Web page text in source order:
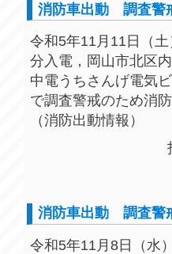
消防車出動 調査警
令和5年11月11日（
分入電，岡山市北区
中電うちさんげ電気
で調査警戒のため消
（消防出動情報）
消防車出動 調査警
令和5年11月8日（水